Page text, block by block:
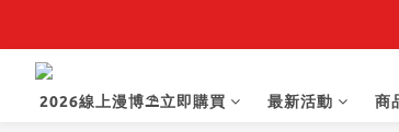
2026線上漫博⛱️立即購買
最新活動 商